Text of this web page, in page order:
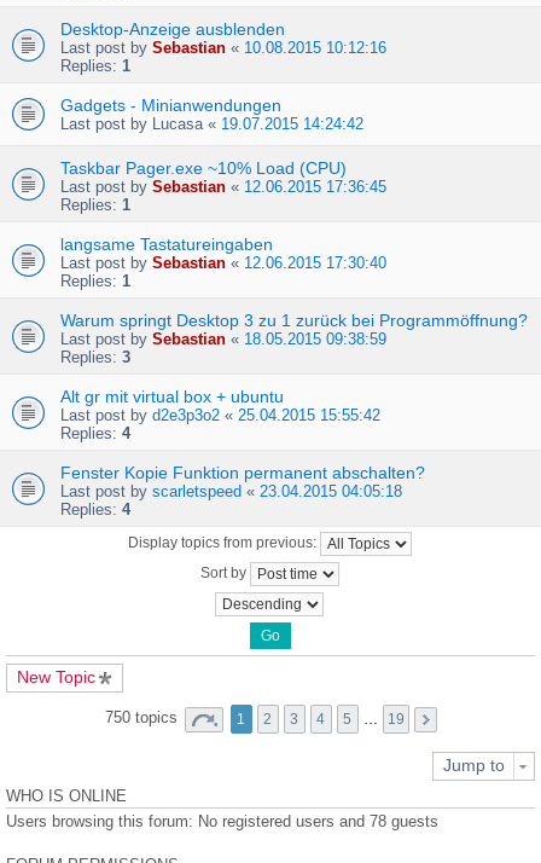
Desktop-Anzeige ausblenden
Last post by Sebastian « 10.08.2015 10:12:16
Replies: 1
Gadgets - Minianwendungen
Last post by Lucasa« 19.07.2015 14:24:42
Taskbar Pager.exe ~10% Load (CPU)
Last post by Sebastian « 12.06.2015 17:36:45
Replies: 1
langsame Tastatureingaben
Last post by Sebastian « 12.06.2015 17:30:40
Replies: 1
Warum springt Desktop 3 zu 1 zurück bei Programmöffnung?
Last post by Sebastian « 18.05.2015 09:38:59
Replies: 3
Alt gr mit virtual box + ubuntu
Last post by d2e3p3o2 « 25.04.2015 15:55:42
Replies: 4
Fenster Kopie Funktion permanent abschalten?
Last post by scarletspeed « 23.04.2015 04:05:18
Replies: 4
Display topics from previous:
Sort by
New Topic
750 topics 1 2 3 4 5 … 19
Jump to
WHO IS ONLINE
Users browsing this forum: No registered users and 78 guests